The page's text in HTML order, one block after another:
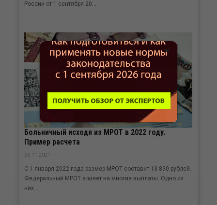
России от 1 сентября 20...
Больничный исходя из МРОТ в 2022 году.
Пример расчета
26.11.2021 |
С 1 января 2022 года размер МРОТ составит 13 890 рублей.
Федеральный МРОТ влияет на многие выплаты. Одно из
них ...
×